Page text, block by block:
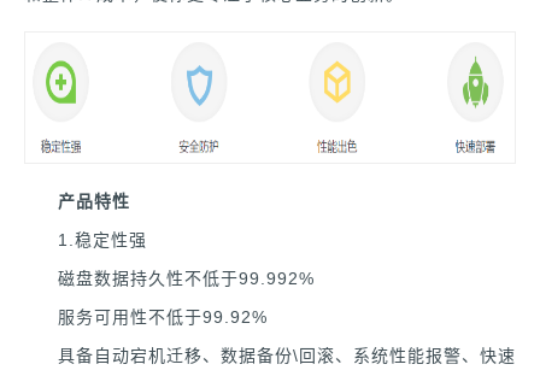
产品特性
1.稳定性强
磁盘数据持久性不低于99.992%
服务可用性不低于99.92%
具备自动宕机迁移、数据备份\回滚、系统性能报警、快速